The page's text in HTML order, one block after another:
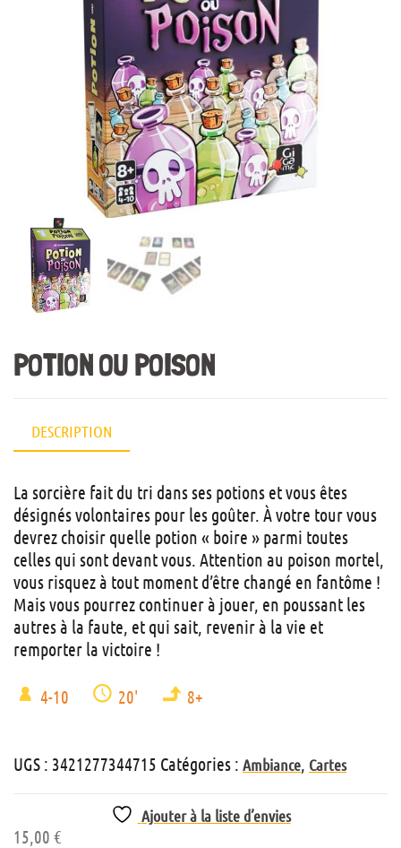
POTION OU POISON
DESCRIPTION
La sorcière fait du tri dans ses potions et vous êtes
désignés volontaires pour les goûter. À votre tour vous
devrez choisir quelle potion « boire » parmi toutes
celles qui sont devant vous. Attention au poison mortel,
vous risquez à tout moment d’être changé en fantôme !
Mais vous pourrez continuer à jouer, en poussant les
autres à la faute, et qui sait, revenir à la vie et
remporter la victoire !
4-10 20' 8+
UGS : 3421277344715 Catégories : Ambiance Cartes
Ajouter à la liste d’envies
15,00 €